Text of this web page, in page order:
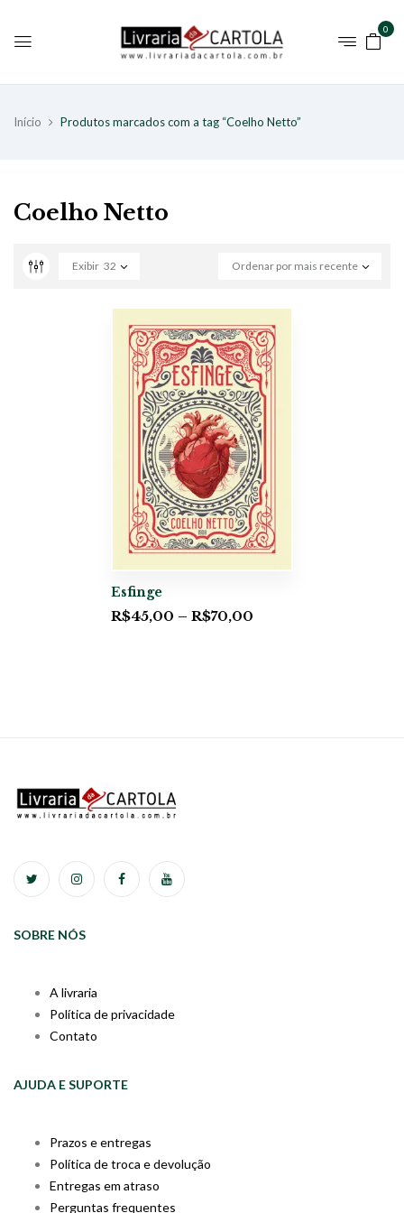
0
Início Produtos marcados com a tag “Coelho Netto”
Coelho Netto
Ordenar por mais recente
Exibir 32
Esfinge
R$45,00 – R$70,00
SOBRE NÓS
A livraria
Política de privacidade
Contato
AJUDA E SUPORTE
Prazos e entregas
Política de troca e devolução
Entregas em atraso
Perguntas frequentes